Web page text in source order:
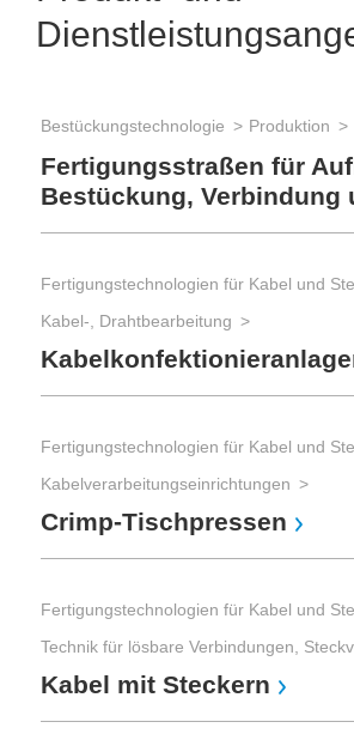
Bestückungstechnologie Produktion
Fertigungsstraßen für
Bestückung, Verbindung
Kabel-, Drahtbearbeitung
Kabelverarbeitungseinrichtungen
Crimp-Tischpressen
Kabel mit Steckern